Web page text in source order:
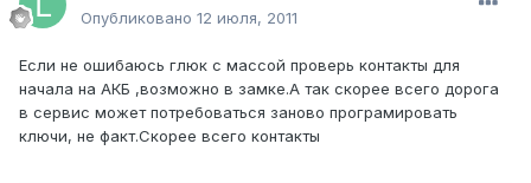
Опубликовано 12 июля, 2011
Если не ошибаюсь глюк с массой проверь контакты для
начала на АКБ ,возможно в замке.А так скорее всего дорога
в сервис может потребоваться заново програмировать
ключи, не факт.Скорее всего контакты